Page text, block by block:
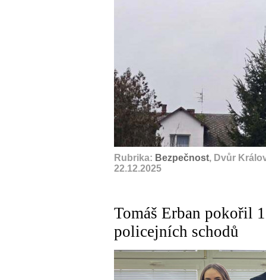
Rubrika: Bezpečnost, Dvůr
22.12.2025
Tomáš Erban pokořil
policejních schodů